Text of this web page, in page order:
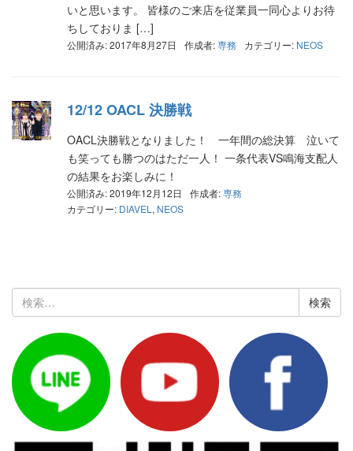
いと思います。 皆様のご来店を従業員一同心よりお待
ちしておりま […]
公開済み: 2017年8月27日 作成者:専務 カテゴリー: NEOS
12/12 OACL 決勝戦
OACL決勝戦となりました！ 一年間の総決算 泣いて
も笑っても勝つのはただ一人！ 一条代表VS鳴海支配人
の結果をお楽しみに！
公開済み: 2019年12月12日 作成者:専務
カテゴリー: DIAVEL , NEOS
索: